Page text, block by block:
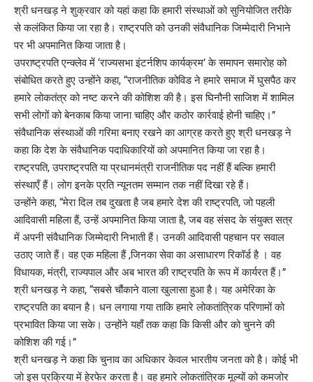
श्री धनखड़ ने शुक्रवार को यहां कहा कि हमारी संस्थाओं को सुनियोजित तरीके
से कलंकित किया जा रहा है।‌ राष्ट्रपति को उनकी संवैधानिक जिम्मेदारी निभाने
पर भी अपमानित किया जाता है।
उपराष्ट्रपति एन्क्लेव में ‘राज्यसभा इंटर्नशिप कार्यक्रम’ के समापन समारोह को
संबोधित करते हुए उन्होंने कहा, “राजनीतिक कोविड ने हमारे समाज में घुसपैठ कर
हमारे लोकतंत्र को नष्ट करने की कोशिश की है। इस घिनौनी साजिश में शामिल
सभी लोगों को बेनकाब किया जाना चाहिए और कठोर कार्रवाई होनी चाहिए।”
संवैधानिक संस्थाओं की गरिमा बनाए रखने का आग्रह करते हुए श्री धनखड़ ने
कहा कि देश के संवैधानिक पदाधिकारियों को अपमानित किया जा रहा है।
राष्ट्रपति, उपराष्ट्रपति या प्रधानमंत्री राजनीतिक पद नहीं हैं बल्कि हमारी
संस्थाएँ हैं। लोग इनके प्रति न्यूनतम सम्मान तक नहीं दिखा रहे हैं।
उन्होंने कहा, “मेरा दिल तब दुखता है जब हमारे देश की राष्ट्रपति, जो पहली
आदिवासी महिला हैं, उन्हें अपमानित किया जाता है, जब वह संसद के संयुक्त सत्र
में अपनी संवैधानिक जिम्मेदारी निभाती हैं। उनकी आदिवासी पहचान पर सवाल
उठाए जाते हैं। वह एक महिला हैं ,जिनका सेवा का असाधारण रिकॉर्ड है । वह
विधायक, मंत्री, राज्यपाल और अब भारत की राष्ट्रपति के रूप में कार्यरत हैं।”
श्री धनखड़ ने कहा, “सबसे चौंकाने वाला खुलासा हुआ है। यह अमेरिका के
राष्ट्रपति का बयान है। धन लगाया गया ताकि हमारे लोकतांत्रिक परिणामों को
प्रभावित किया जा सके। उन्होंने यहाँ तक कहा कि किसी और को चुनने की
कोशिश की गई।”
श्री धनखड़ ने कहा कि चुनाव का अधिकार केवल भारतीय जनता को है। कोई भी
जो इस प्रक्रिया में हेरफेर करता है। वह हमारे लोकतांत्रिक मूल्यों को कमजोर